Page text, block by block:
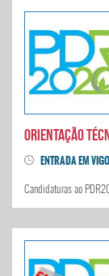
ENTRADA EM
Candidaturas ao